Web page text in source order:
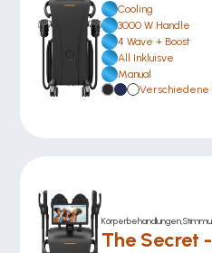
Cooling
3000 W Handle
4 Wave + Boost
All Inkluisve
Manual
Verschiedene
The Secret